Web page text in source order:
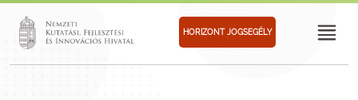
HORIZONT JOGSEGÉLY